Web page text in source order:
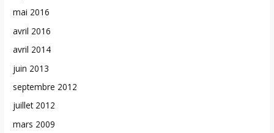
mai 2016
avril 2016
avril 2014
juin 2013
septembre 2012
juillet 2012
mars 2009